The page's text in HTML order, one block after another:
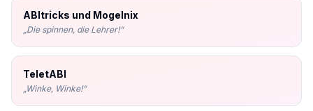
ABItricks und Mogelnix
„Die spinnen, die Lehrer!“
TeletABI
„Winke, Winke!“